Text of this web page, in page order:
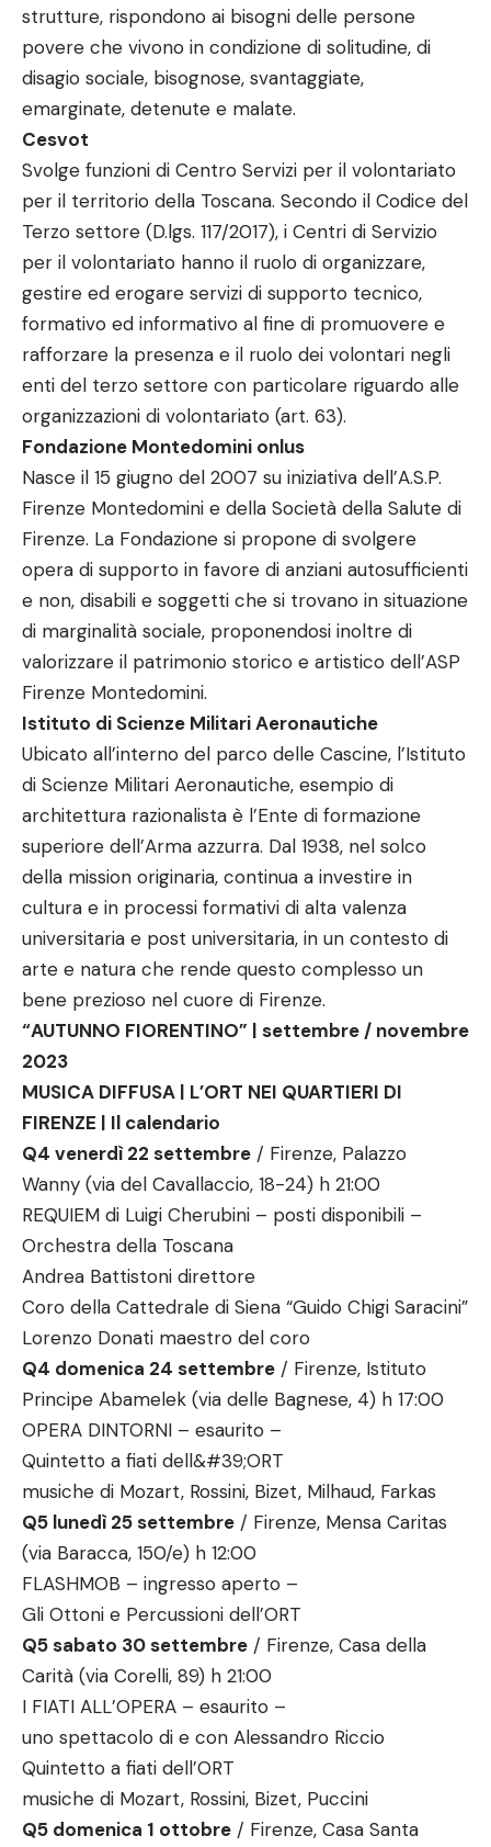
strutture, rispondono ai bisogni delle persone
povere che vivono in condizione di solitudine, di
disagio sociale, bisognose, svantaggiate,
emarginate, detenute e malate.
Cesvot
Svolge funzioni di Centro Servizi per il volontariato
per il territorio della Toscana. Secondo il Codice del
Terzo settore (D.lgs. 117/2017), i Centri di Servizio
per il volontariato hanno il ruolo di organizzare,
gestire ed erogare servizi di supporto tecnico,
formativo ed informativo al fine di promuovere e
rafforzare la presenza e il ruolo dei volontari negli
enti del terzo settore con particolare riguardo alle
organizzazioni di volontariato (art. 63).
Fondazione Montedomini onlus
Nasce il 15 giugno del 2007 su iniziativa dell’A.S.P.
Firenze Montedomini e della Società della Salute di
Firenze. La Fondazione si propone di svolgere
opera di supporto in favore di anziani autosufficienti
e non, disabili e soggetti che si trovano in situazione
di marginalità sociale, proponendosi inoltre di
valorizzare il patrimonio storico e artistico dell’ASP
Firenze Montedomini.
Istituto di Scienze Militari Aeronautiche
Ubicato all’interno del parco delle Cascine, l’Istituto
di Scienze Militari Aeronautiche, esempio di
architettura razionalista è l’Ente di formazione
superiore dell’Arma azzurra. Dal 1938, nel solco
della mission originaria, continua a investire in
cultura e in processi formativi di alta valenza
universitaria e post universitaria, in un contesto di
arte e natura che rende questo complesso un
bene prezioso nel cuore di Firenze.
“AUTUNNO FIORENTINO” | settembre / novembre
2023
MUSICA DIFFUSA | L’ORT NEI QUARTIERI DI
FIRENZE | Il calendario
Q4 venerdì 22 settembre / Firenze, Palazzo
Wanny (via del Cavallaccio, 18-24) h 21:00
REQUIEM di Luigi Cherubini – posti disponibili –
Orchestra della Toscana
Andrea Battistoni direttore
Coro della Cattedrale di Siena “Guido Chigi Saracini”
Lorenzo Donati maestro del coro
Q4 domenica 24 settembre / Firenze, Istituto
Principe Abamelek (via delle Bagnese, 4) h 17:00
OPERA DINTORNI – esaurito –
Quintetto a fiati dell&#39;ORT
musiche di Mozart, Rossini, Bizet, Milhaud, Farkas
Q5 lunedì 25 settembre / Firenze, Mensa Caritas
(via Baracca, 150/e) h 12:00
FLASHMOB – ingresso aperto –
Gli Ottoni e Percussioni dell’ORT
Q5 sabato 30 settembre / Firenze, Casa della
Carità (via Corelli, 89) h 21:00
I FIATI ALL’OPERA – esaurito –
uno spettacolo di e con Alessandro Riccio
Quintetto a fiati dell’ORT
musiche di Mozart, Rossini, Bizet, Puccini
Q5 domenica 1 ottobre / Firenze, Casa Santa